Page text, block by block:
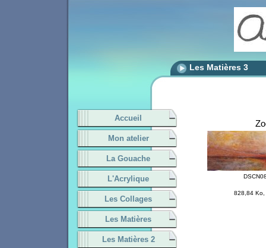
Les Matières 3
Accueil
Mon atelier
La Gouache
L'Acrylique
Les Collages
Les Matières
Les Matières 2
828,84